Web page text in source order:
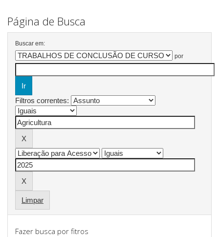
Página de Busca
Buscar em:
por
Filtros correntes:
Limpar
Fazer busca por fitros